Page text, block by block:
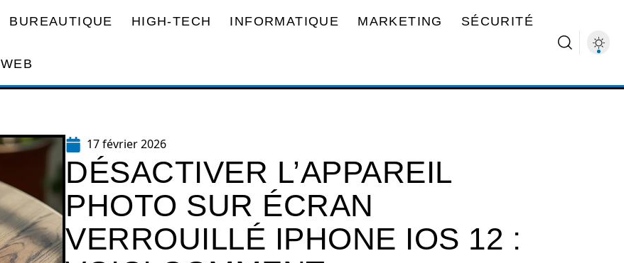
BUREAUTIQUE HIGH-TECH INFORMATIQUE MARKETING SÉCURITÉ
WEB
17 février 2026
DÉSACTIVER L’APPAREIL
PHOTO SUR ÉCRAN
VERROUILLÉ IPHONE IOS 12 :